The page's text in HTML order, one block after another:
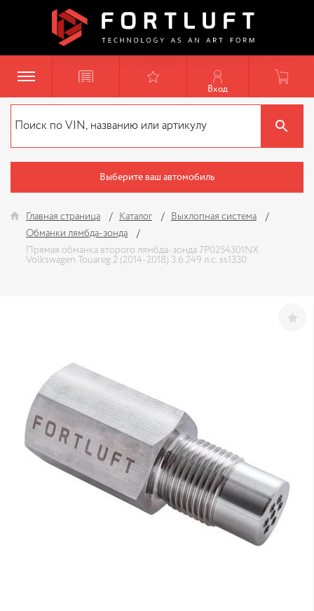
Вход
Выберите ваш автомобиль
Главная страница Каталог
Выхлопная система
Обманки лямбда-зонда
Прямая обманка второго лямбда-зонда 7P0254301NX
Volkswagen Touareg 2 (2014-2018) 3.6 249 л.с. ss1330